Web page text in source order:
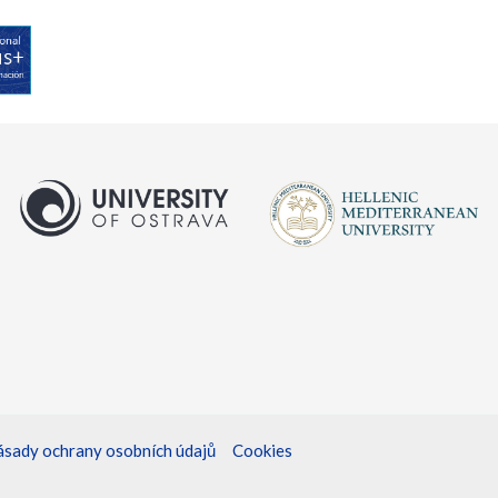
ochrany osobních údajů Cookies